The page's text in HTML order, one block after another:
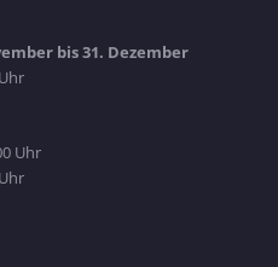
bis 31. Dezember
bis 16:00 Uhr